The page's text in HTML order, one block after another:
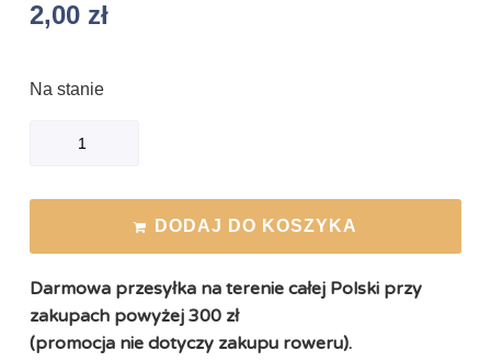
2,00 zł
Na stanie
DODAJ DO KOSZYKA
Darmowa przesyłka na terenie całej Polski przy
zakupach powyżej 300 zł
(promocja nie dotyczy zakupu roweru).